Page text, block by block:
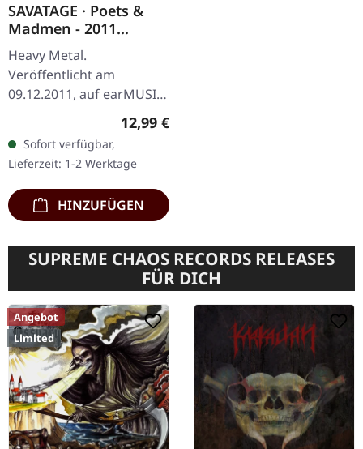
SAVATAGE · Poets &
Madmen - 2011
Edition (Re-Release) |
DIGIPAK CD
Heavy Metal.
Veröffentlicht am
09.12.2011, auf earMUSIC.
Exklusives digipak mit neu
arrangiertem Artwork
und 2 exklusiven Bonus-
Tracks plus…
Regulärer Preis:
12,99 €
Sofort verfügbar,
Lieferzeit: 1-2 Werktage
HINZUFÜGEN
SUPREME CHAOS RECORDS RELEASES
FÜR DICH
Angebot
Limited